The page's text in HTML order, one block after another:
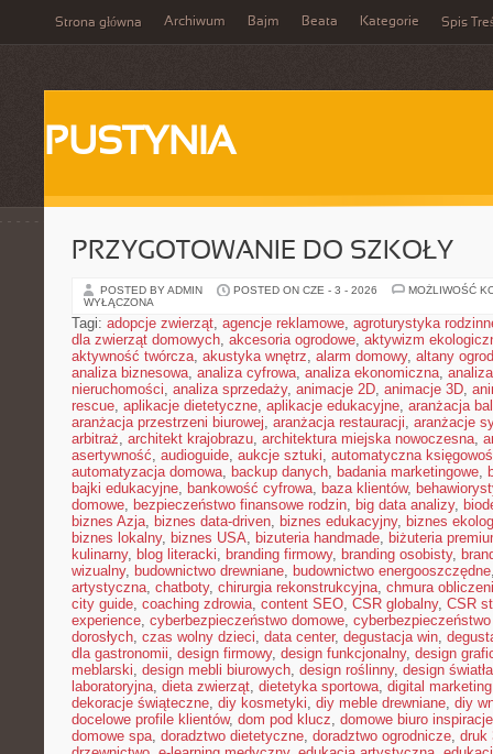
Strona główna Archiwum Bajm Beata Kategorie Spis
PUSTYNIA
PRZYGOTOWANIE DO SZKOŁY
POSTED BY ADMIN POSTED ON CZE - 3 - 2026
MOŻLIWOŚĆ
WYŁĄCZONA
Tagi: adopcje zwierząt, agencje reklamowe, agroturystyka
dla zwierząt domowych, akcesoria ogrodowe, aktywizm
aktywność twórcza, akustyka wnętrz, alarm domowy, altany
analiza biznesowa, analiza cyfrowa, analiza ekonomiczna,
nieruchomości, analiza sprzedaży, animacje 2D, animacje 3D,
rescue, aplikacje dietetyczne, aplikacje edukacyjne, aranżacja
aranżacja przestrzeni biurowej, aranżacja restauracji, aranżacje
arbitraż, architekt krajobrazu, architektura miejska nowoczesna,
asertywność, audioguide, aukcje sztuki, automatyczna
automatyzacja domowa, backup danych, badania marketingowe,
bajki edukacyjne, bankowość cyfrowa, baza klientów,
domowe, bezpieczeństwo finansowe rodzin, big data analizy,
biznes Azja, biznes data-driven, biznes edukacyjny, biznes
biznes lokalny, biznes USA, bizuteria handmade, biżuteria
kulinarny, blog literacki, branding firmowy, branding osobisty,
wizualny, budownictwo drewniane, budownictwo energooszczędne
artystyczna, chatboty, chirurgia rekonstrukcyjna, chmura
city guide, coaching zdrowia, content SEO, CSR globalny, CSR
experience, cyberbezpieczeństwo domowe,
dorosłych, czas wolny dzieci, data center, degustacja win,
dla gastronomii, design firmowy, design funkcjonalny, design
meblarski, design mebli biurowych, design roślinny, design światła
laboratoryjna, dieta zwierząt, dietetyka sportowa, digital marketing
dekoracje świąteczne, diy kosmetyki, diy meble drewniane, diy
docelowe profile klientów, dom pod klucz, domowe biuro inspiracje
domowe spa, doradztwo dietetyczne, doradztwo ogrodnicze, druk